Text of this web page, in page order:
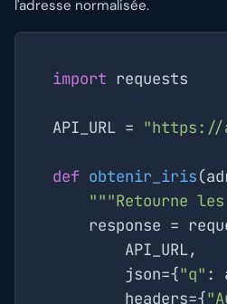
l'adresse normalisée.
import requests
API_URL = "https://
def obtenir_iris(
"""Retourne
response =
        API_URL,
        json={
"q" :
        headers={